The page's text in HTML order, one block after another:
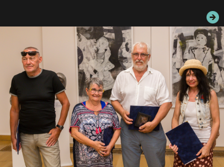
ELÉRHETŐSÉG
PALOTASÉTÁK ÉS VEZETÉSEK
KÖZÉRDEKŰ ADATOK